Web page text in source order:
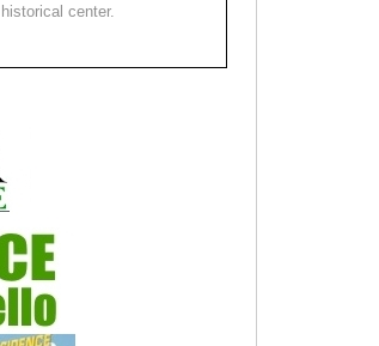
center.